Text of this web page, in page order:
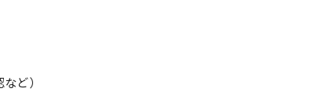
ど）